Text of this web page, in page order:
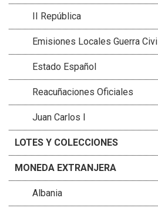
II República
Emisiones Locales Guerra Civil
Estado Español
Reacuñaciones Oficiales
Juan Carlos I
LOTES Y COLECCIONES
MONEDA EXTRANJERA
Albania